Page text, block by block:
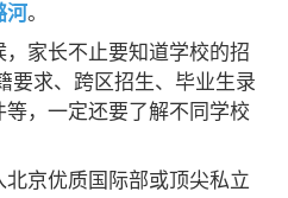
河。
家长不止要知道学校的招
要求、跨区招生、毕业生录
，一定还要了解不同学校
京优质国际部或顶尖私立